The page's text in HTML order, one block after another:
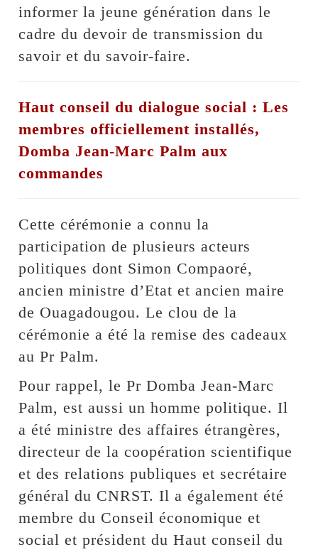
informer la jeune génération dans le
cadre du devoir de transmission du
savoir et du savoir-faire.
Haut conseil du dialogue social : Les
membres officiellement installés,
Domba Jean-Marc Palm aux
commandes
Cette cérémonie a connu la
participation de plusieurs acteurs
politiques dont Simon Compaoré,
ancien ministre d’Etat et ancien maire
de Ouagadougou. Le clou de la
cérémonie a été la remise des cadeaux
au Pr Palm.
Pour rappel, le Pr Domba Jean-Marc
Palm, est aussi un homme politique. Il
a été ministre des affaires étrangères,
directeur de la coopération scientifique
et des relations publiques et secrétaire
général du CNRST. Il a également été
membre du Conseil économique et
social et président du Haut conseil du